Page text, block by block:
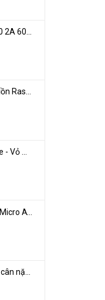
Adapter Nguồn Raspberry 5V 2.5A - USB Micro Có Công Tắc
Arduino Pro Micro ATmega32U4 USB Mini
Bộ cảm biến cân nặng loadcell 1KG khung mica